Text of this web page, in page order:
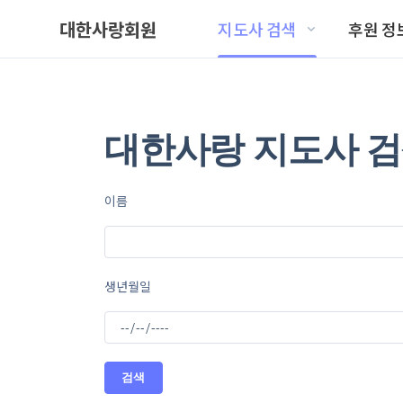
대한사랑회원 지도사 검색 후원 정
대한사랑 지도사
이름
생년월일